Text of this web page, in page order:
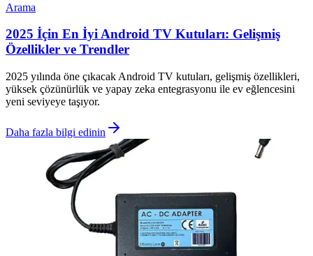
Arama
2025 İçin En İyi Android TV Kutuları: Gelişmiş
Özellikler ve Trendler
2025 yılında öne çıkacak Android TV kutuları, gelişmiş özellikleri,
yüksek çözünürlük ve yapay zeka entegrasyonu ile ev eğlencesini
yeni seviyeye taşıyor.
Daha fazla bilgi edinin